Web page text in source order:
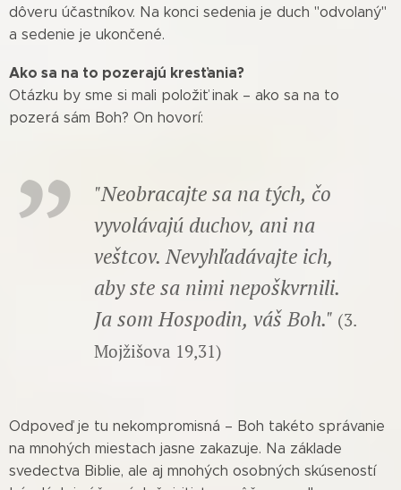
dôveru účastníkov. Na konci sedenia je duch "odvolaný"
a sedenie je ukončené.
Ako sa na to pozerajú kresťania?
Otázku by sme si mali položiť inak – ako sa na to
pozerá sám Boh? On hovorí:
"Neobracajte sa na tých, čo
vyvolávajú duchov, ani na
veštcov. Nevyhľadávajte ich,
aby ste sa nimi nepoškvrnili.
Ja som Hospodin, váš Boh." (3.
Mojžišova 19,31)
Odpoveď je tu nekompromisná – Boh takéto správanie
na mnohých miestach jasne zakazuje. Na základe
svedectva Biblie, ale aj mnohých osobných skúseností